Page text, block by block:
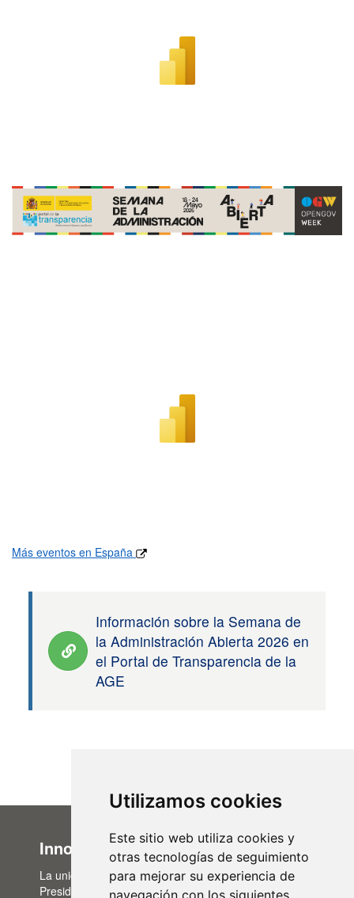
Utilizamos cookies
Este sitio web utiliza cookies y
otras tecnologías de seguimiento
para mejorar su experiencia de
navegación con los siguientes
Más eventos en España
Información sobre la Semana de
la Administración Abierta 2026 en
el Portal de Transparencia de la
AGE
Innovación Administrativa
La unidad de Innovación Administrativa, del Área de
Presidencia, es la encargada de la actualización de